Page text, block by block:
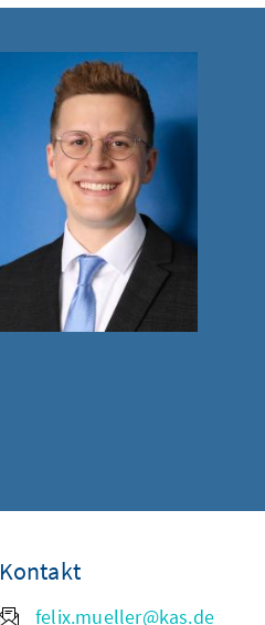
Kontakt
felix.mueller@kas.de